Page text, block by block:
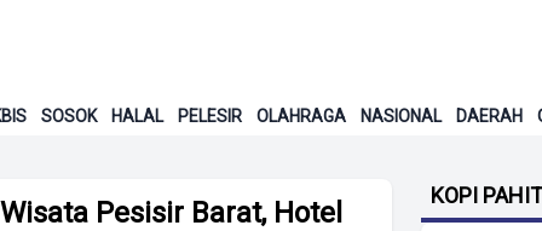
SOSOK HALAL PELESIR OLAHRAGA NASIONAL DAERAH
Pesisir Barat, Hotel
KOPI PAHIT